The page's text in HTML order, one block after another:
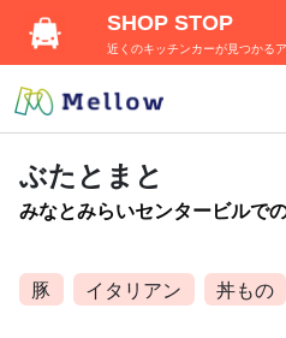
ぶたとまと
みなとみらいセンタービルで
豚 イタリアン 丼もの
SHOP STOP
近くのキッチンカーが見つかる